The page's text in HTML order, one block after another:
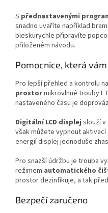
S přednastavenými
snadno uvaříte například
bleskurychle připravíte
přiloženém návodu.
Pomocnice, která
Pro lepší přehled a kontrolu
prostormikrovlnné trouby
nastaveného času je
Digitální LCD displej slouží
však můžete vypnout aktivací
energií displej jednoduše
Pro snazší údržbu je trouba
režimem automatického
prostor dezinfikuje, a tak
Bezpečí zaručeno